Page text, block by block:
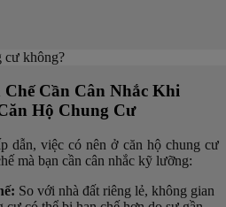
cư không?
Cần Cân Nhắc Khi
Hộ Chung Cư
dẫn, việc có nên ở căn hộ chung cư
mà bạn cần cân nhắc kỹ lưỡng:
So với nhà đất riêng lẻ, không gian